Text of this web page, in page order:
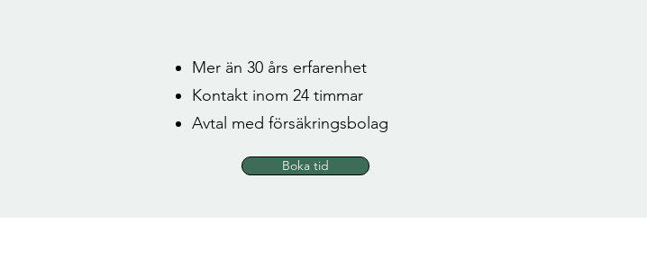
Mer än 30 års erfarenhet
Kontakt inom 24 timmar
Avtal med försäkringsbolag
Boka tid